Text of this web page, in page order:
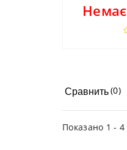
Немає
Сравнить(0)
Показано 1 - 4